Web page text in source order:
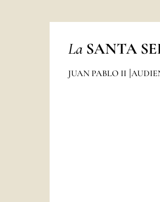
La SANTA
JUAN PABLO II